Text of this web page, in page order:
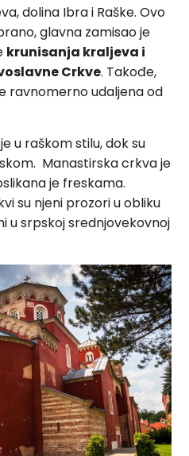
dolina Ibra i Raške. Ovo
glavna zamisao je
krunisanja kraljeva i
Crkve. Takođe,
ravnomerno udaljena od
u raškom stilu, dok su
Manastirska crkva je
je freskama.
su njeni prozori u obliku
u srpskoj srednjovekovnoj